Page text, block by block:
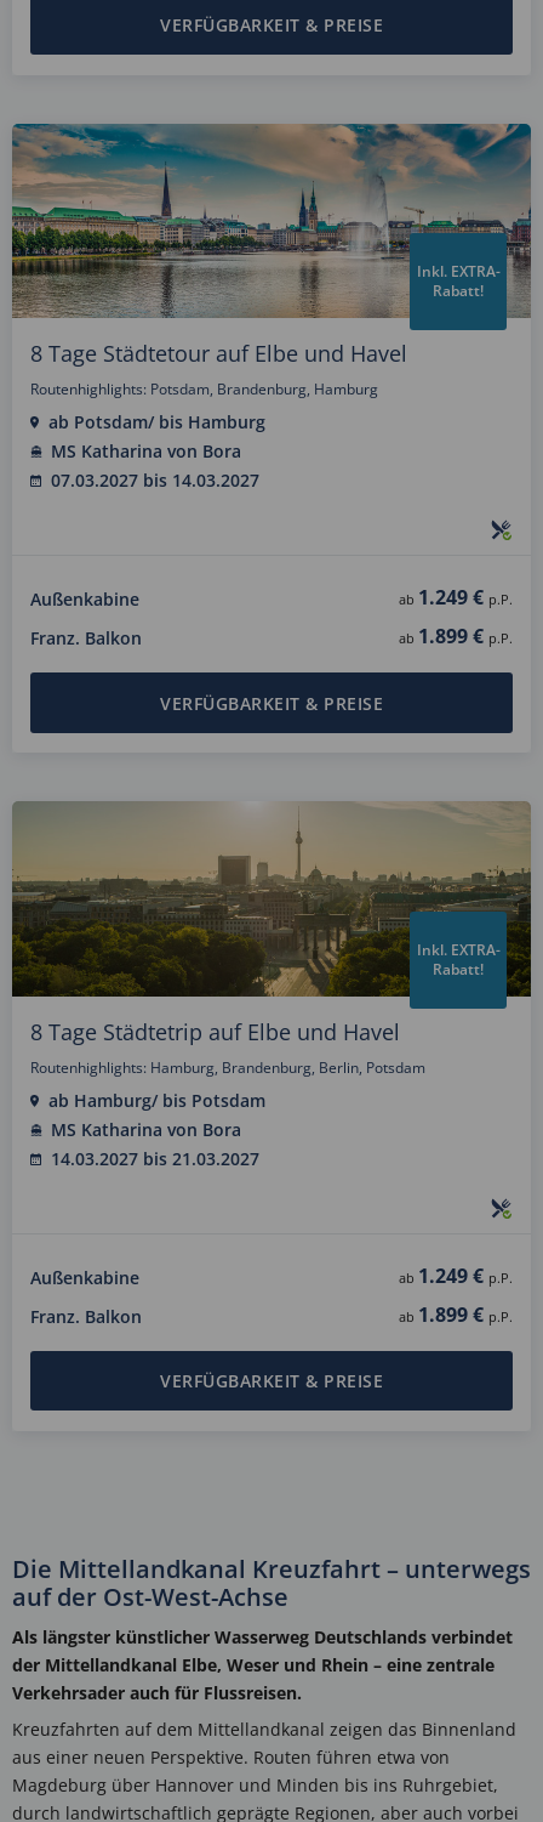
VERFÜGBARKEIT & PREISE
Inkl. EXTRA-
Rabatt!
8 Tage Städtetour auf Elbe und Havel
Routenhighlights: Potsdam, Brandenburg, Hamburg
ab Potsdam/ bis Hamburg
MS Katharina von Bora
07.03.2027 bis 14.03.2027
Außenkabine ab 1.249 € p.P.
Franz. Balkon ab 1.899 € p.P.
VERFÜGBARKEIT & PREISE
Inkl. EXTRA-
Rabatt!
8 Tage Städtetrip auf Elbe und Havel
Routenhighlights: Hamburg, Brandenburg, Berlin, Potsdam
ab Hamburg/ bis Potsdam
MS Katharina von Bora
14.03.2027 bis 21.03.2027
Außenkabine ab 1.249 € p.P.
Franz. Balkon ab 1.899 € p.P.
VERFÜGBARKEIT & PREISE
Die Mittellandkanal Kreuzfahrt – unterwegs
auf der Ost-West-Achse
Als längster künstlicher Wasserweg Deutschlands verbindet
der Mittellandkanal Elbe, Weser und Rhein – eine zentrale
Verkehrsader auch für Flussreisen.
Kreuzfahrten auf dem Mittellandkanal zeigen das Binnenland
aus einer neuen Perspektive. Routen führen etwa von
Magdeburg über Hannover und Minden bis ins Ruhrgebiet,
durch landwirtschaftlich geprägte Regionen, aber auch vorbei